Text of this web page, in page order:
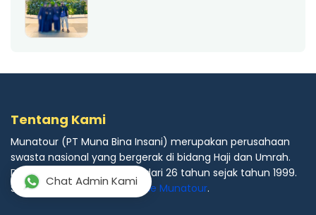
Tentang Kami
Munatour (PT Muna Bina Insani) merupakan perusahaan
swasta nasional yang bergerak di bidang Haji dan Umrah.
Dengan pengalaman lebih dari 26 tahun sejak tahun 1999.
Selengkapnya tentangprofile Munatour.
Chat Admin Kami